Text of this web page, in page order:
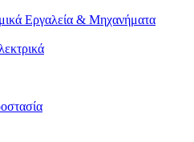
Εργαλεία & Μηχανήματα